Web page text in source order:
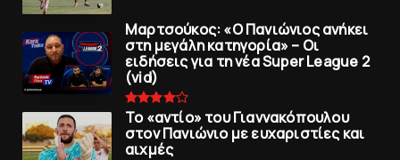
Μαρτσούκος: «Ο Πανιώνιος ανήκει
στη μεγάλη κατηγορία» – Οι
ειδήσεις για τη νέα Super League 2
(vid)
To «αντίο» του Γιαννακόπουλου
στον Πανιώνιο με ευχαριστίες και
αιχμές